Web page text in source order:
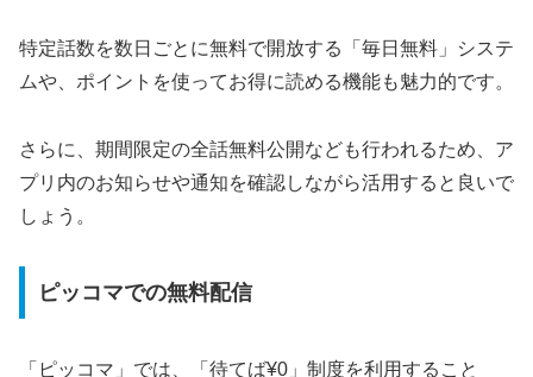
特定話数を数日ごとに無料で開放する「毎日無料」システ
ムや、ポイントを使ってお得に読める機能も魅力的です。
さらに、期間限定の全話無料公開なども行われるため、ア
プリ内のお知らせや通知を確認しながら活用すると良いで
しょう。
ピッコマでの無料配信
「ピッコマ」では、「待てば¥0」制度を利用すること